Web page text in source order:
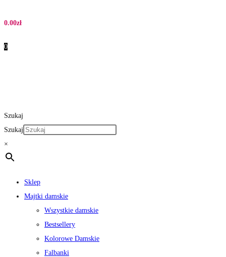
0.00zł
0
Szukaj
Szukaj
×
Sklep
Majtki damskie
Wszystkie damskie
Bestsellery
Kolorowe Damskie
Falbanki